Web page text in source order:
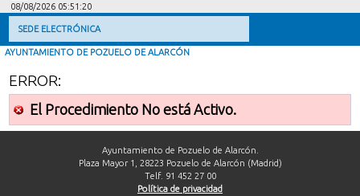
INICIO
MI CARPETA
INFORMACIÓN MUNICIPAL
AYUDA
08/08/2026 05:51:20
SEDE ELECTRÓNICA
AYUNTAMIENTO DE POZUELO DE ALARCÓN
ERROR:
El Procedimiento No está Activo.
Ayuntamiento de Pozuelo de Alarcón.
Plaza Mayor 1, 28223 Pozuelo de Alarcón (Madrid)
Telf. 91 452 27 00
Política de privacidad